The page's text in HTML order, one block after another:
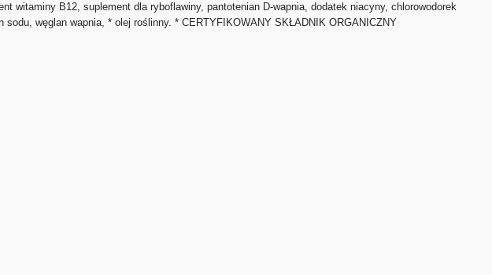
B12, suplement dla ryboflawiny, pantotenian D-wapnia, dodatek niacyny, chlorowodorek
węglan wapnia, * olej roślinny. * CERTYFIKOWANY SKŁADNIK ORGANICZNY